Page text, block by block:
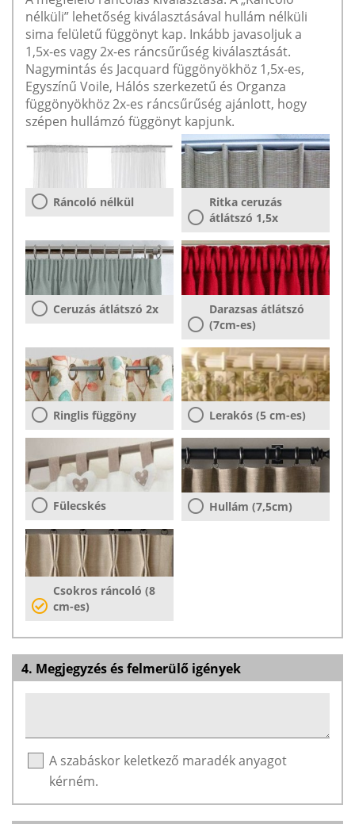
nélküli” lehetőség kiválasztásával hullám nélküli
sima felületű függönyt kap. Inkább javasoljuk a
1,5x-es vagy 2x-es ráncsűrűség kiválasztását.
Nagymintás és Jacquard függönyökhöz 1,5x-es,
Egyszínű Voile, Hálós szerkezetű és Organza
függönyökhöz 2x-es ráncsűrűség ajánlott, hogy
szépen hullámzó függönyt kapjunk.
Ráncoló nélkül
Ritka ceruzás
átlátszó 1,5x
Ceruzás átlátszó 2x
Darazsas átlátszó
(7cm-es)
Ringlis függöny Lerakós (5 cm-es)
Fülecskés Hullám (7,5cm)
Csokros ráncoló (8
cm-es)
4. Megjegyzés és felmerülő igények
A szabáskor keletkező maradék anyagot
kérném.